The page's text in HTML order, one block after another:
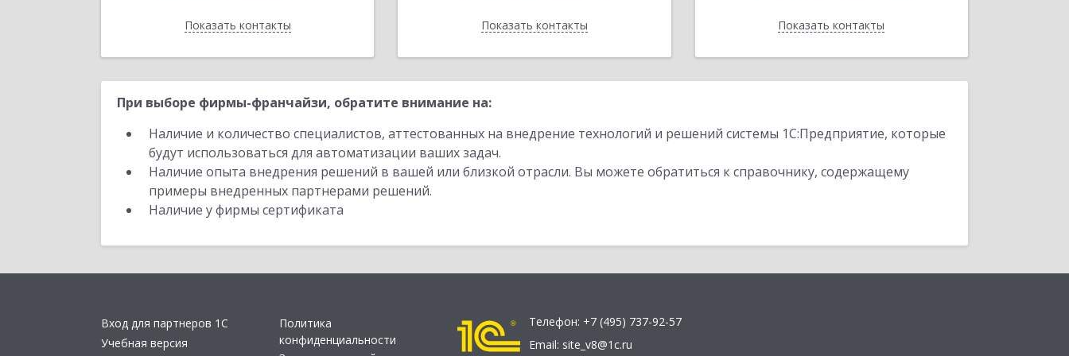
Показать контакты
Назад Показать контакты
Назад Показать контакты
Назад
При выборе фирмы-франчайзи, обратите внимание на:
Наличие и количество специалистов, аттестованных на внедрение технологий и решений системы 1С:Предприятие, которые
будут использоваться для автоматизации ваших задач.
Наличие опыта внедрения решений в вашей или близкой отрасли. Вы можете обратиться к справочнику, содержащему
примеры внедренных партнерами решений.
Наличие у фирмы сертификата
Вход для партнеров 1С
Учебная версия
Политика
конфиденциальности
Телефон: +7 (495) 737-92-57
Email: site_v8@1c.ru